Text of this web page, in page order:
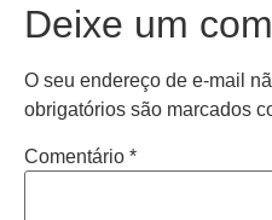
Deixe um
O seu endereço de e-mail
obrigatórios são marcados
Comentário *